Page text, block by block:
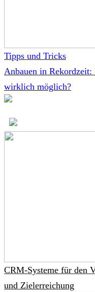
Tipps und Tricks
Anbauen in
wirklich möglich?
CRM-Systeme für den
und Zielerreichung